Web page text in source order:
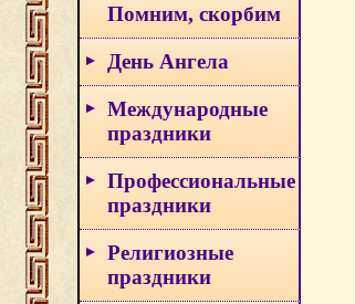
Помним, скорбим
День Ангела
Международные
праздники
Профессиональные
праздники
Религиозные
праздники